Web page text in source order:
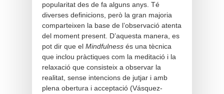
popularitat des de fa alguns anys. Té
diverses definicions, però la gran majoria
comparteixen la base de l’observació atenta
del moment present. D’aquesta manera, es
pot dir que el Mindfulness és una tècnica
que inclou pràctiques com la meditació i la
relaxació que consisteix a observar la
realitat, sense intencions de jutjar i amb
plena obertura i acceptació (Vásquez-